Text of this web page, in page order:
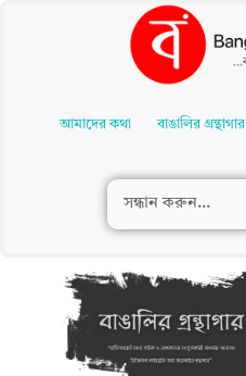
Contentআমাদের কথা বাঙালির গ্রন্থাগার